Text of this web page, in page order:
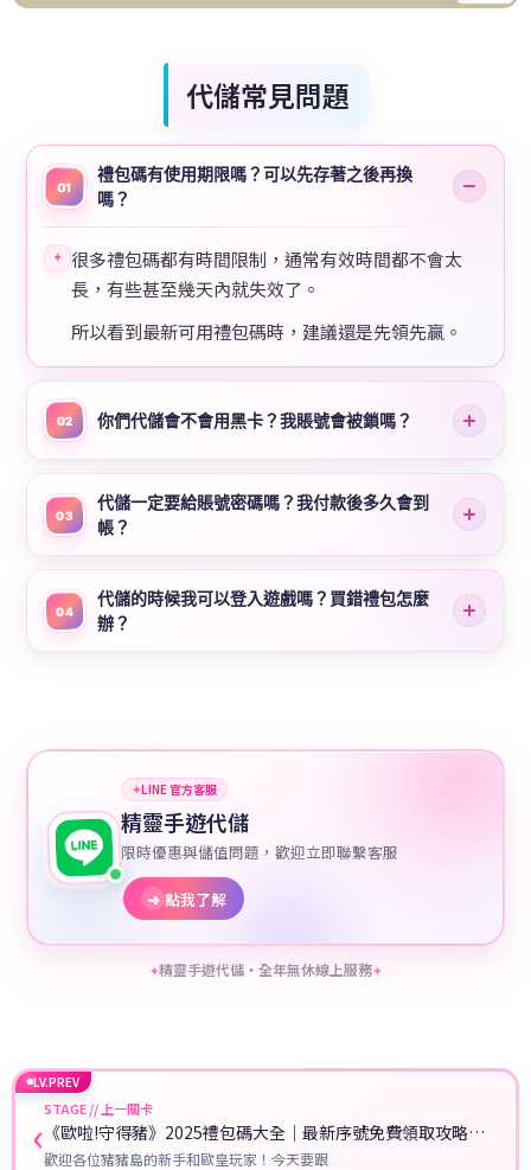
代儲常見問題
01
禮包碼有使用期限嗎？可以先存著之後再換
嗎？
✦ 很多禮包碼都有時間限制，通常有效時間都不會太
長，有些甚至幾天內就失效了。
所以看到最新可用禮包碼時，建議還是先領先贏。
02 你們代儲會不會用黑卡？我賬號會被鎖嗎？
03
代儲一定要給賬號密碼嗎？我付款後多久會到
帳？
04
代儲的時候我可以登入遊戲嗎？買錯禮包怎麼
辦？
✦LINE 官方客服
精靈手遊代儲
限時優惠與儲值問題，歡迎立即聯繫客服
➜ 點我了解
✦精靈手遊代儲・全年無休線上服務✦
LV.PREV
‹STAGE // 上一關卡
《歐啦!守得豬》2025禮包碼大全｜最新序號免費領取攻略與
教學
歡迎各位豬豬島的新手和歐皇玩家！今天要跟